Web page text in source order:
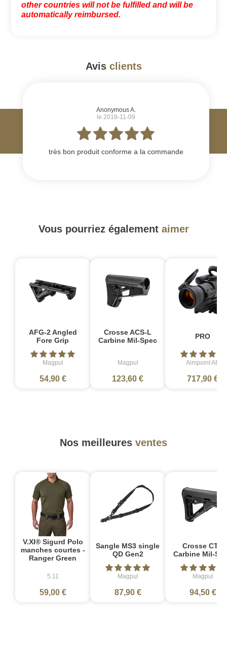
other countries will not be fulfilled and will be
automatically reimbursed.
Avis clients
Anonymous A.
le 2018-11-09
très bon produit conforme a la commande
Vous pourriez également aimer
AFG-2 Angled
Fore Grip
Magpul
54,90 €
Crosse ACS-L
Carbine Mil-Spec
Magpul
123,60 €
PRO
Aimpoint AB
717,90 €
Nos meilleures ventes
V.XI® Sigurd Polo
manches courtes -
Ranger Green
5.11
59,00 €
Sangle MS3 single
QD Gen2
Magpul
87,90 €
Crosse CTR
Carbine Mil-
Magpul
94,50 €